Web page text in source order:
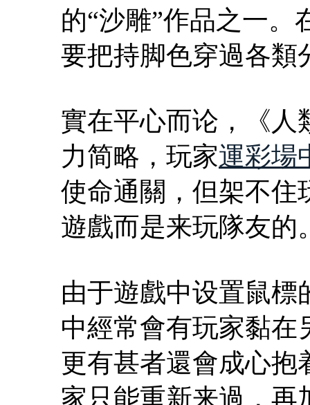
的“沙雕”作品之一。
要把持脚色穿過各類
實在平心而论，《人
力简略，玩家運彩場
使命通關，但架不住
遊戲而是来玩隊友的
由于遊戲中设置鼠標
中經常會有玩家黏在
更有甚者還會成心抱
家只能重新来過，再